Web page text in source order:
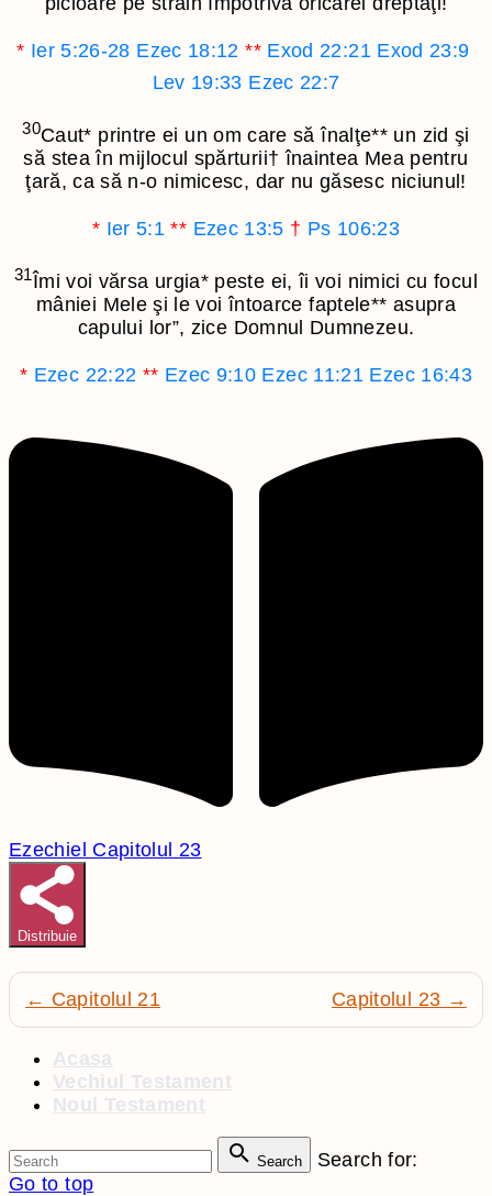
* Ier 5:26-28 Ezec 18:12 ** Exod 22:21 Exod 23:9
Lev 19:33 Ezec 22:7
30Caut* printre ei un om care să înalţe** un zid şi
să stea în mijlocul spărturii† înaintea Mea pentru
ţară, ca să n-o nimicesc, dar nu găsesc niciunul!
* Ier 5:1 ** Ezec 13:5 † Ps 106:23
31Îmi voi vărsa urgia* peste ei, îi voi nimici cu focul
mâniei Mele şi le voi întoarce faptele** asupra
capului lor”, zice Domnul Dumnezeu.
* Ezec 22:22 ** Ezec 9:10 Ezec 11:21 Ezec 16:43
Ezechiel Capitolul 23
Distribuie
← Capitolul 21 Capitolul 23 →
Acasa
Vechiul Testament
Noul Testament
Search
Search for:
Go to top